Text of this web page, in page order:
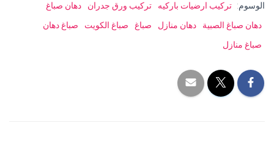
الوسوم: تركيب ارضيات باركيه تركيب ورق جدران
دهان صباغ
دهان صباغ الصبية
دهان منازل صباغ صباغ الكويت
صباغ دهان
صباغ منازل